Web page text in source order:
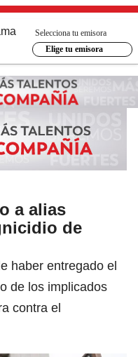
Selecciona tu emisora
Elige tu emisora
a alias
de
haber entregado el
de los implicados
contra el